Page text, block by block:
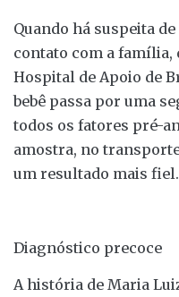
Quando há suspeita
contato com a família,
Hospital de Apoio de
bebê passa por uma
todos os fatores pré-
amostra, no
um resultado mais fiel.
Diagnóstico precoce
A história de Maria